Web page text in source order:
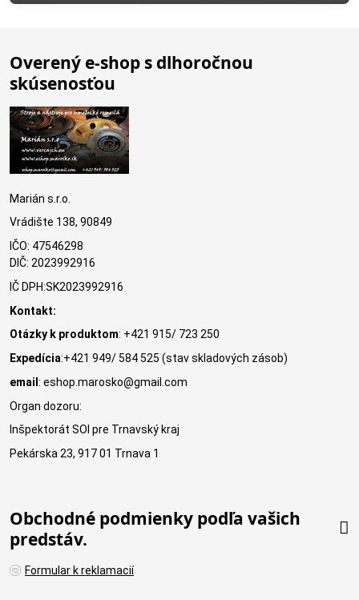
Overený e-shop s dlhoročnou
skúsenosťou
Marián s.r.o.
Vrádište 138, 90849
IČO: 47546298
DIČ: 2023992916
IČ DPH:SK2023992916
Kontakt:
Otázky k produktom: +421 915/ 723 250
Expedícia:+421 949/ 584 525 (stav skladových zásob)
email : eshop.marosko@gmail.com
Organ dozoru:
Inšpektorát SOI pre Trnavský kraj
Pekárska 23, 917 01 Trnava 1
Obchodné podmienky podľa vašich
predstáv.
Formular k reklamacií